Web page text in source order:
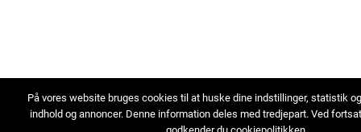
På vores website bruges cookies til at huske dine indstillinger, statistik
indhold og annoncer. Denne information deles med tredjepart. Ved